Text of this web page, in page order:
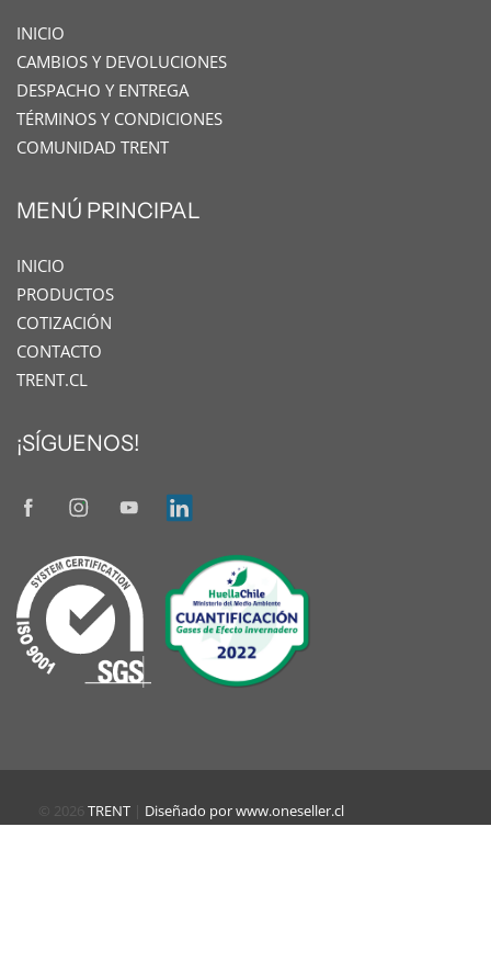
INICIO
CAMBIOS Y DEVOLUCIONES
DESPACHO Y ENTREGA
TÉRMINOS Y CONDICIONES
COMUNIDAD TRENT
MENÚ PRINCIPAL
INICIO
PRODUCTOS
COTIZACIÓN
CONTACTO
TRENT.CL
¡SÍGUENOS!
© 2026 TRENT Diseñado por www.oneseller.cl